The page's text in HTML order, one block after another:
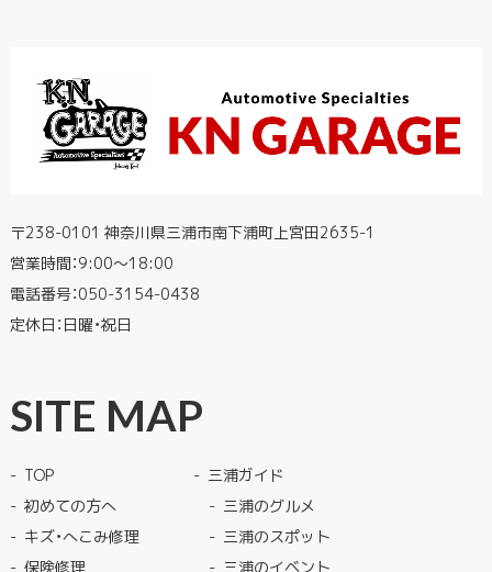
〒238-0101 神奈川県三浦市南下浦町上宮田2635-1
営業時間：9:00〜18:00
電話番号：050-3154-0438
定休日：日曜・祝日
SITE MAP
TOP
初めての方へ
キズ・へこみ修理
保険修理
三浦ガイド
三浦のグルメ
三浦のスポット
三浦のイベント